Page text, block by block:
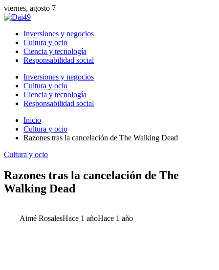
viernes, agosto 7
Inversiones y negocios
Cultura y ocio
Ciencia y tecnología
Responsabilidad social
Inversiones y negocios
Cultura y ocio
Ciencia y tecnología
Responsabilidad social
Inicio
Cultura y ocio
Razones tras la cancelación de The Walking Dead
Cultura y ocio
Razones tras la cancelación de The
Walking Dead
Aimé RosalesHace 1 añoHace 1 año